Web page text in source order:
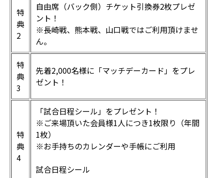
特
典
2
自由席（バック側）チケット引換券2枚プレゼ
ント！
※長崎戦、熊本戦、山口戦ではご利用頂けませ
ん。
特
典
3
先着2,000名様に「マッチデーカード」をプレ
ゼント！
特
典
4
「試合日程シール」をプレゼント！
※ご来場頂いた会員様1人につき1枚限り（年間
1枚）
※お手持ちのカレンダーや手帳にご利用
試合日程シール